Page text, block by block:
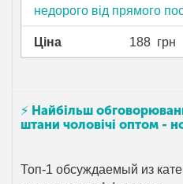
недорого від прямого
Ціна 188 грн
⚡ Найбільш
штани чоловічі оптом -
Топ-1 обсуждаемый из